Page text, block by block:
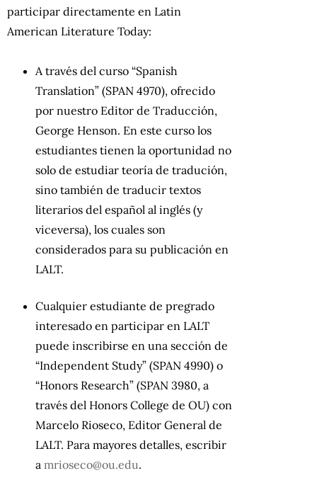
participar directamente en Latin
American Literature Today:
A través del curso “Spanish
Translation” (SPAN 4970), ofrecido
por nuestro Editor de Traducción,
George Henson. En este curso los
estudiantes tienen la oportunidad no
solo de estudiar teoría de tradución,
sino también de traducir textos
literarios del español al inglés (y
viceversa), los cuales son
considerados para su publicación en
LALT.
Cualquier estudiante de pregrado
interesado en participar en LALT
puede inscribirse en una sección de
“Independent Study” (SPAN 4990) o
“Honors Research” (SPAN 3980, a
través del Honors College de OU) con
Marcelo Rioseco, Editor General de
LALT. Para mayores detalles, escribir
a mrioseco@ou.edu.